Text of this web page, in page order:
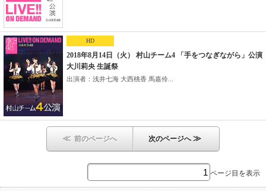
HD
2018年8月14日（火） 村山チーム4 「手をつなぎながら」公演
大川莉央 生誕祭
出演者：浅井七海 大西桃香 馬嘉伶...
≪ 前のページへ 次のページへ≫
ページ目を表示